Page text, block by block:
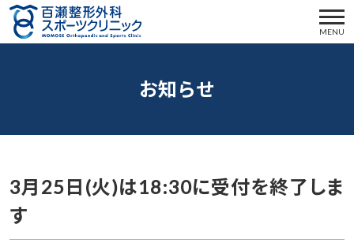
MENU
お知らせ
3月25日(火)は18:30に受付を終了しま
す